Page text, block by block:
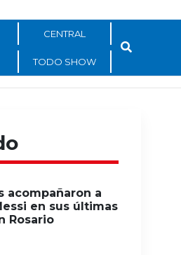
CENTRAL
TODO SHOW
acompañaron a
en sus últimas
Rosario